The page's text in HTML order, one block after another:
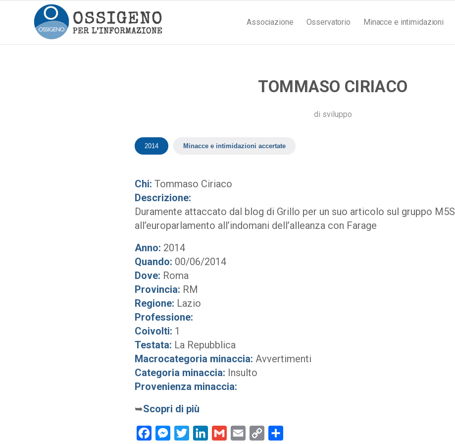
Associazione Osservatorio Minacce e intimidazioni
TOMMASO CIRIACO
di sviluppo
2014 Minacce e intimidazioni accertate
Chi: Tommaso Ciriaco
Descrizione:
Duramente attaccato dal blog di Grillo per un suo articolo sul gruppo M5S
all’europarlamento all’indomani dell’alleanza con Farage
Anno: 2014
Quando: 00/06/2014
Dove: Roma
Provincia: RM
Regione: Lazio
Professione:
Coivolti: 1
Testata: La Repubblica
Macrocategoria minaccia: Avvertimenti
Categoria minaccia: Insulto
Provenienza minaccia:
➥Scopri di più
FacebookMessenger
Twitter LinkedInGmail Email
Copy